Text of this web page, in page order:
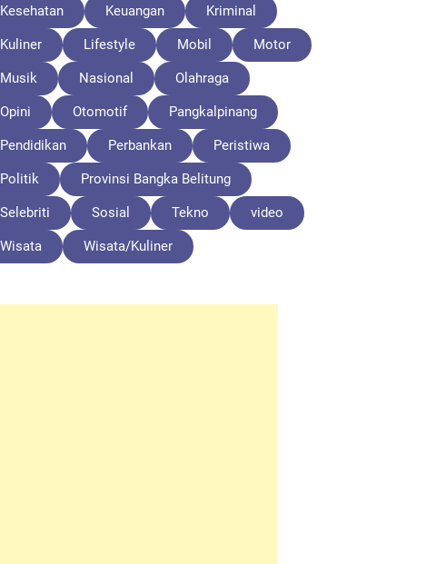
Kesehatan Keuangan Kriminal
Kuliner Lifestyle Mobil Motor
Musik Nasional Olahraga
Opini Otomotif Pangkalpinang
Pendidikan Perbankan Peristiwa
Politik Provinsi Bangka Belitung
Selebriti Sosial Tekno video
Wisata Wisata/Kuliner